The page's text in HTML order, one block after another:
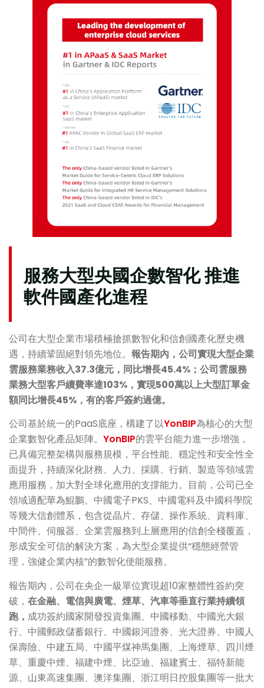
服務大型央國企數智化推進
軟件國產化進程
公司在大型企業市場積極搶抓數智化和信創國產化歷史機
遇，持續鞏固絕對領先地位。 報告期內，公司實現大型企業
雲服務業務收入37.3億元，同比增長45.4%；公司雲服務
業務大型客戶續費率達103%，實現500萬以上大型訂單金
額同比增長45%，有的客戶簽約過億。
公司基於統一的PaaS底座，構建了以YonBIP為核心的大型
企業數智化產品矩陣。 YonBIP的雲平台能力進一步增強，
已具備完整架構與服務規模，平台性能、穩定性和安全性全
面提升，持續深化財務、人力、採購、行銷、製造等領域雲
應用服務，加大對全球化應用的支撐能力。目前，公司已全
領域適配華為鯤鵬、中國電子PKS、中國電科及中國科學院
等幾大信創體系，包含從晶片、存儲、操作系統、資料庫、
中間件、伺服器、企業雲服務到上層應用的信創全棧覆蓋，
形成安全可信的解決方案，為大型企業提供“穩態經營管
理，強健企業內核”的數智化使能服務。
報告期內，公司在央企一級單位實現超10家整體性簽約突
破， 在金融、電信與廣電、煙草、汽車等垂直行業持續領
跑， 成功簽約國家開發投資集團、中國移動、中國光大銀
行、中國郵政儲蓄銀行、中國銀河證券、光大證券、中國人
保壽險、中建五局、中國平煤神馬集團、上海煙草、四川煙
草、重慶中煙、福建中煙、比亞迪、福建賓士、福特新能
源、山東高速集團、澳洋集團、浙江明日控股集團等一批大